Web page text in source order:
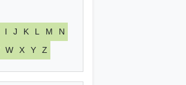
I J K L M
N
W X Y Z